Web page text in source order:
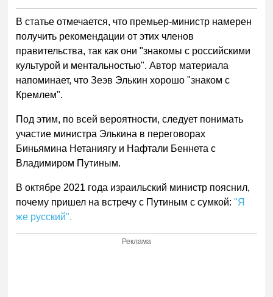
В статье отмечается, что премьер-министр намерен
получить рекомендации от этих членов
правительства, так как они "знакомы с российскими
культурой и ментальностью". Автор материала
напоминает, что Зеэв Элькин хорошо "знаком с
Кремлем".
Под этим, по всей вероятности, следует понимать
участие министра Элькина в переговорах
Биньямина Нетаниягу и Нафтали Беннета с
Владимиром Путиным.
В октябре 2021 года израильский министр пояснил,
почему пришел на встречу с Путиным с сумкой:"Я
же русский".
Реклама